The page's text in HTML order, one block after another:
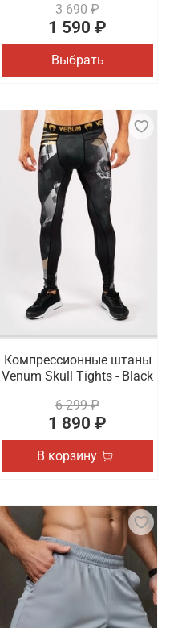
3 690 ₽
1 590 ₽
Выбрать
Компрессионные штаны
Venum Skull Tights - Black
6 299 ₽
1 890 ₽
В корзину